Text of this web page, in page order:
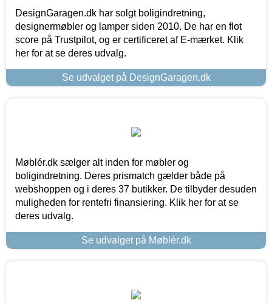
DesignGaragen.dk har solgt boligindretning,
designermøbler og lamper siden 2010. De har en flot
score på Trustpilot, og er certificeret af E-mærket. Klik
her for at se deres udvalg.
Se udvalget på DesignGaragen.dk
Møblér.dk sælger alt inden for møbler og
boligindretning. Deres prismatch gælder både på
webshoppen og i deres 37 butikker. De tilbyder desuden
muligheden for rentefri finansiering. Klik her for at se
deres udvalg.
Se udvalget på Møblér.dk